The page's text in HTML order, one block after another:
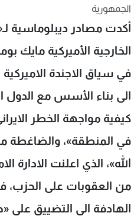
الجمهورية
أكدت مصادر ديبلوماسية
الخارجية الأميركية مايك
في سياق الاجندة
الى بناء الأسس مع
كيفية مواجهة الخطر
في المنطقة»، والضاغطة
الله»، الذي اعلنت الادارة
من العقوبات على الحزب،
الهادفة الى التضييق على
شاهد البرامج
الترددات
عن MTV
الإنـتـاج
لاعلاناتكم